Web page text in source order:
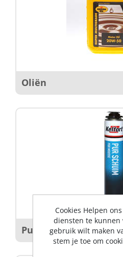
Oliën
Purschuimen
Cookies Helpen
diensten te kunnen
gebruik wilt maken
stem je toe om